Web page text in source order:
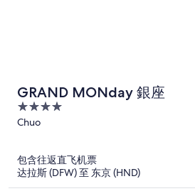
GRAND MONday 銀座
4
out
5
Chuo
包含往返直飞机票
达拉斯 (DFW) 至 东京 (HND)